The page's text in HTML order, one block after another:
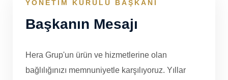
YÖNETİM KURULU BAŞKANI
Başkanın Mesajı
Hera Grup'un ürün ve hizmetlerine olan
bağlılığınızı memnuniyetle karşılıyoruz. Yıllar